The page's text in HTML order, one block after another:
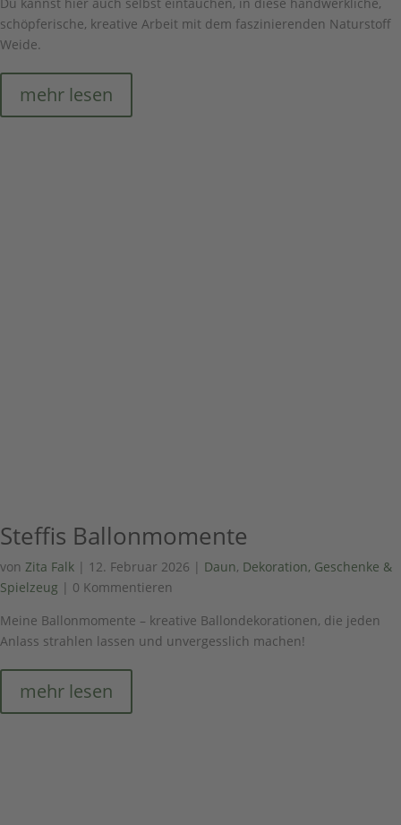
Du kannst hier auch selbst eintauchen, in diese handwerkliche,
schöpferische, kreative Arbeit mit dem faszinierenden Naturstoff
Weide.
mehr lesen
Steffis Ballonmomente
von Zita Falk | 12. Februar 2026 | Daun, Dekoration, Geschenke &
Spielzeug | 0 Kommentieren
Meine Ballonmomente – kreative Ballondekorationen, die jeden
Anlass strahlen lassen und unvergesslich machen!
mehr lesen